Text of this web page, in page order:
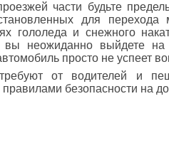
части будьте
для перехода
гололеда и снежного
неожиданно выйдете на
просто не успеет
от водителей и
безопасности на